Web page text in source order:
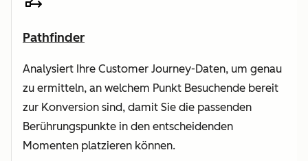
Pathfinder
Analysiert Ihre Customer Journey-Daten, um genau
zu ermitteln, an welchem Punkt Besuchende bereit
zur Konversion sind, damit Sie die passenden
Berührungspunkte in den entscheidenden
Momenten platzieren können.